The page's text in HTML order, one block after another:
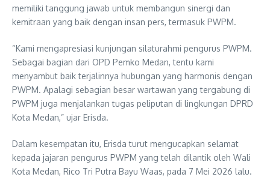
memiliki tanggung jawab untuk membangun sinergi dan
kemitraan yang baik dengan insan pers, termasuk PWPM.
“Kami mengapresiasi kunjungan silaturahmi pengurus PWPM.
Sebagai bagian dari OPD Pemko Medan, tentu kami
menyambut baik terjalinnya hubungan yang harmonis dengan
PWPM. Apalagi sebagian besar wartawan yang tergabung di
PWPM juga menjalankan tugas peliputan di lingkungan DPRD
Kota Medan,” ujar Erisda.
Dalam kesempatan itu, Erisda turut mengucapkan selamat
kepada jajaran pengurus PWPM yang telah dilantik oleh Wali
Kota Medan, Rico Tri Putra Bayu Waas, pada 7 Mei 2026 lalu.